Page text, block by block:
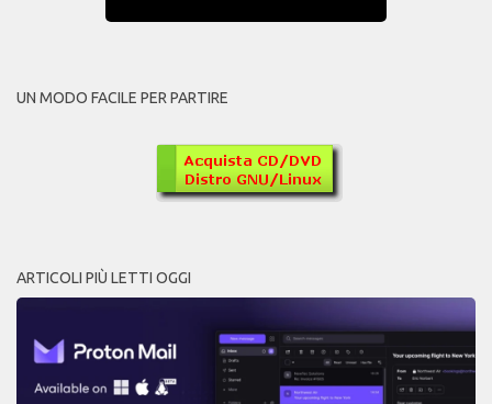
UN MODO FACILE PER PARTIRE
ARTICOLI PIÙ LETTI OGGI